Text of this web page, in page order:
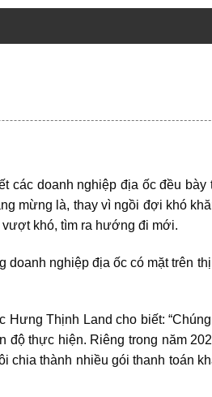
các doanh nghiệp địa ốc đều bày
mừng là, thay vì ngồi đợi khó
khó, tìm ra hướng đi mới.
nghiệp địa ốc có mặt trên
Hưng Thịnh Land cho biết:
độ thực hiện. Riêng trong năm
chia thành nhiều gói thanh toán